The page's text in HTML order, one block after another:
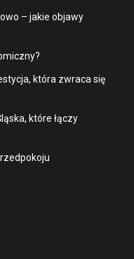
– jakie objawy
która zwraca się
które łączy